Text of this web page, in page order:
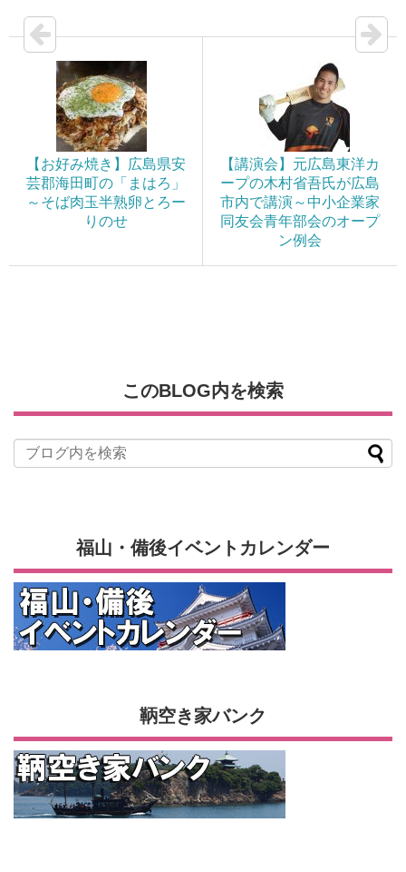
【お好み焼き】広島県安
芸郡海田町の「まはろ」
～そば肉玉半熟卵とろー
りのせ
【講演会】元広島東洋カ
ープの木村省吾氏が広島
市内で講演～中小企業家
同友会青年部会のオープ
ン例会
このBLOG内を検索
福山・備後イベントカレンダー
鞆空き家バンク